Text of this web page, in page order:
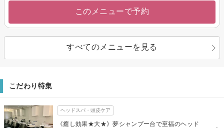
このメニューで予約
すべてのメニューを見る
こだわり特集
ヘッドスパ・頭皮ケア
《癒し効果★大★》夢シャンプー台で至福のヘッド